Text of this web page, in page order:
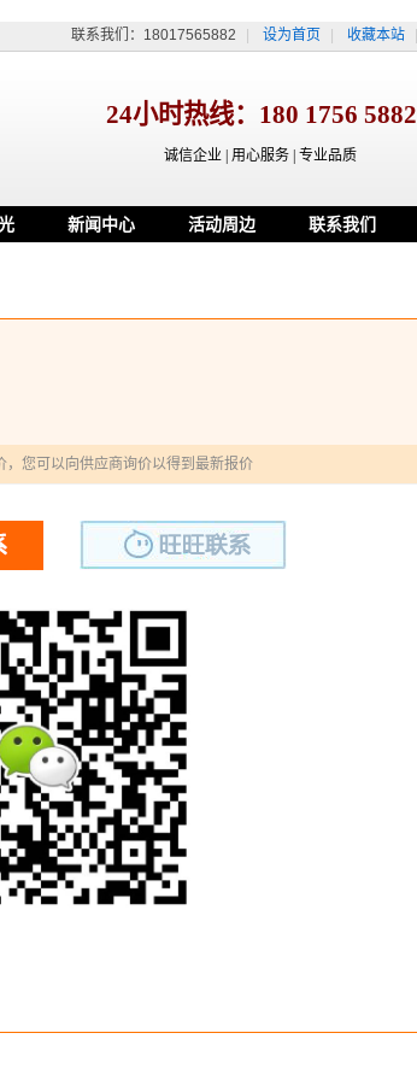
联系我们：18017565882 设为首页 收藏本站
24小时热线： 180 1756 5882
诚信企业 | 用心服务 | 专业品质
新闻中心 活动周边 联系我们
，您可以向供应商询价以得到最新报价